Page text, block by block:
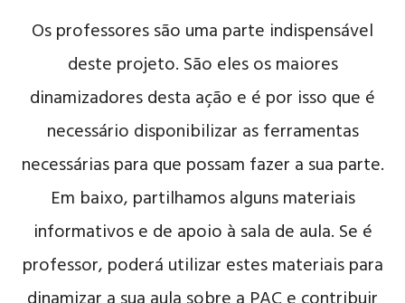
Os professores são uma parte indispensável
deste projeto. São eles os maiores
dinamizadores desta ação e é por isso que é
necessário disponibilizar as ferramentas
necessárias para que possam fazer a sua parte.
Em baixo, partilhamos alguns materiais
informativos e de apoio à sala de aula. Se é
professor, poderá utilizar estes materiais para